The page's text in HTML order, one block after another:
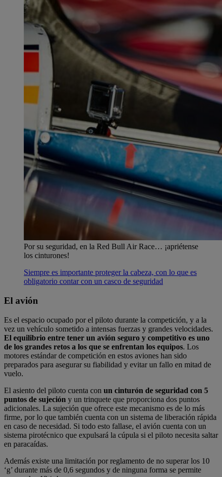
Por su seguridad, en la Red Bull Air Race… ¡apriétense
los cinturones!
Siempre es importante proteger la cabeza, con lo que es
obligatorio contar con un casco de seguridad
El avión
Es el espacio ocupado por el piloto durante la competición, y a la
vez un vehículo sometido a intensas fuerzas y grandes velocidades.
El equilibrio entre tener un avión seguro y competitivo es uno
de los grandes retos a los que se enfrentan los equipos. Los
motores estándar de competición en estos aviones han sido
preparados para asegurar su fiabilidad y evitar un fallo en mitad de
vuelo.
El asiento del piloto cuenta con un cinturón de seguridad con 5
puntos de sujeción y un trinquete que proporciona dos puntos
adicionales. La sujeción que ofrece este mecanismo es de lo más
firme, por lo que también cuenta con un sistema de liberación rápida
en caso de necesidad. Si todo esto fallase, el avión cuenta con un
sistema pirotécnico que expulsará la cúpula si el piloto necesita saltar
en paracaídas.
Además existe una limitación por reglamento de no superar los 10
‘g’ durante más de 0,6 segundos y de ninguna forma se permite